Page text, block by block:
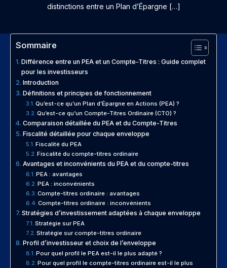
distinctions entre un Plan d’Épargne […]
Sommaire
Différence entre un PEA et un Compte-Titres : Guide complet
pour les investisseurs
Introduction
Définitions et principes de fonctionnement
Qu’est-ce qu’un Plan d’Épargne en Actions (PEA) ?
Qu’est-ce qu’un Compte-Titres Ordinaire (CTO) ?
Comparaison détaillée du PEA et du Compte-Titres
Fiscalité détaillée pour chaque enveloppe
Fiscalité du PEA
Fiscalité du compte-titres ordinaire
Avantages et inconvénients du PEA et du compte-titres
PEA : avantages
PEA : inconvénients
Compte-titres ordinaire : avantages
Compte-titres ordinaire : inconvénients
Stratégies d’investissement adaptées à chaque enveloppe
Stratégie sur PEA
Stratégie sur compte-titres ordinaire
Profil d’investisseur et choix de l’enveloppe
Pour quel profil le PEA est-il le plus adapté ?
Pour quel profil le compte-titres ordinaire est-il le plus